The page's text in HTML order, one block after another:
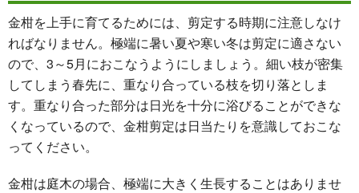
金柑を上手に育てるためには、剪定する時期に注意しなけ
ればなりません。極端に暑い夏や寒い冬は剪定に適さない
ので、3～5月におこなうようにしましょう。細い枝が密集
してしまう春先に、重なり合っている枝を切り落としま
す。重なり合った部分は日光を十分に浴びることができな
くなっているので、金柑剪定は日当たりを意識しておこな
ってください。
金柑は庭木の場合、極端に大きく生長することはありませ